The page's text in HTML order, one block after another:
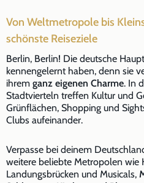
Von Weltmetropole bis
schönste Reiseziele
Berlin, Berlin! Die deutsche
kennengelernt haben, denn sie
ihrem ganz eigenen Charme. In
Stadtvierteln treffen Kultur und
Grünflächen, Shopping und
Clubs aufeinander.
Verpasse bei deinem
weitere beliebte Metropolen wie
Landungsbrücken und Musicals,